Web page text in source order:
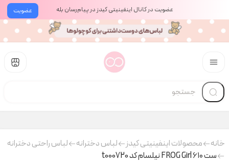
عضویت عضویت در کانال اینفینیتی کیدز در پیام‌رسان بله
خانه محصولات اینفینیتی کیدز لباس دخترانه
لباس راحتی دخترانه
ست FROG Girl ۶۱۰ نیلسام کد t000720